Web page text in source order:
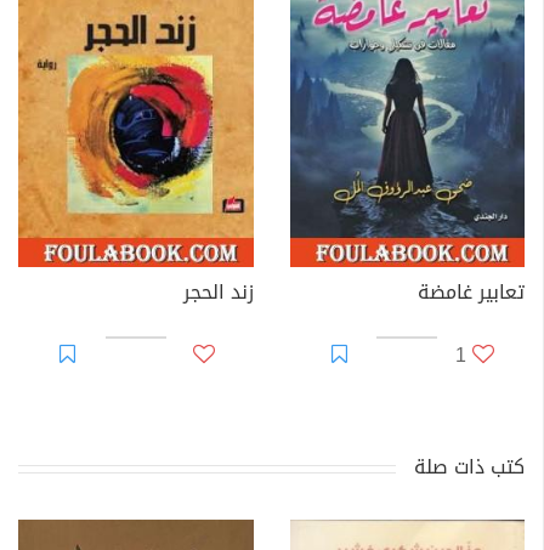
تعابير غامضة
1
زند الحجر
كتب ذات صلة